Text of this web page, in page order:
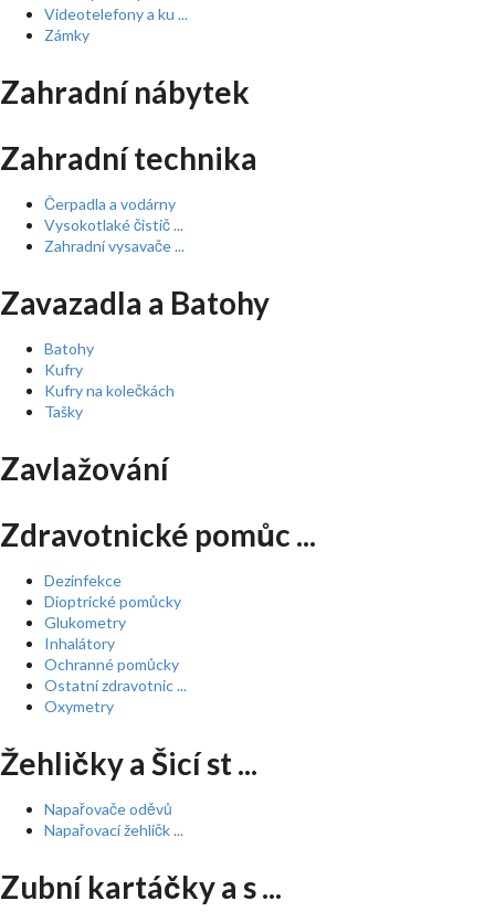
Videotelefony a ku ...
Zámky
Zahradní nábytek
Zahradní technika
Čerpadla a vodárny
Vysokotlaké čistič ...
Zahradní vysavače ...
Zavazadla a Batohy
Batohy
Kufry
Kufry na kolečkách
Tašky
Zavlažování
Zdravotnické pomůc ...
Dezinfekce
Dioptrické pomůcky
Glukometry
Inhalátory
Ochranné pomůcky
Ostatní zdravotnic ...
Oxymetry
Žehličky a Šicí st ...
Napařovače oděvů
Napařovací žehličk ...
Zubní kartáčky a s ...